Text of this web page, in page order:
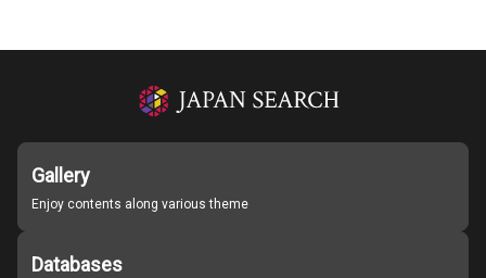
Gallery
Enjoy contents along various theme
Databases